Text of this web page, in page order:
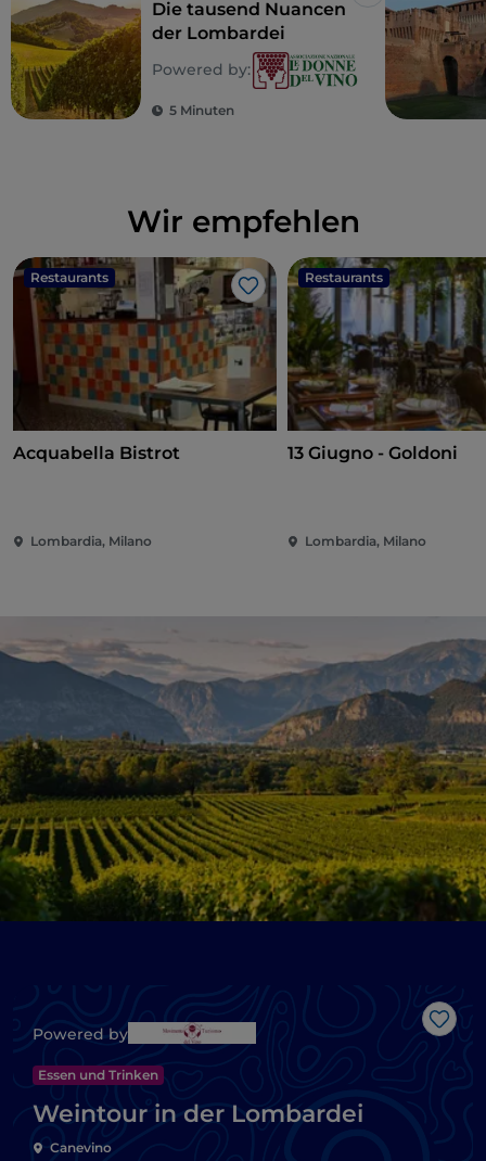
Die tausend Nuancen
der Lombardei
Powered by:
5 Minuten
Wir empfehlen
Restaurants
Like
Acquabella Bistrot
Lombardia, Milano
Restaurants
13 Giugno - Goldoni
Lombardia, Milano
Like
Powered by
Essen und Trinken
Weintour in der Lombardei
Canevino